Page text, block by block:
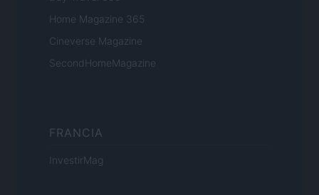
Home Magazine 365
Cineverse Magazine
SecondHomeMagazine
FRANCIA
InvestirMag